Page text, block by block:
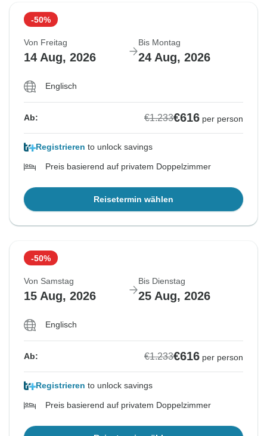
-50%
Von Freitag
14 Aug, 2026
Bis Montag
24 Aug, 2026
Englisch
Ab: €1.233€616 per person
Registrieren to unlock savings
Preis basierend auf privatem Doppelzimmer
Reisetermin wählen
-50%
Von Samstag
15 Aug, 2026
Bis Dienstag
25 Aug, 2026
Englisch
Ab: €1.233€616 per person
Registrieren to unlock savings
Preis basierend auf privatem Doppelzimmer